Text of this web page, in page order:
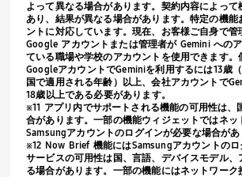
よって異なる場合があります。契約内容によって
あり、結果が異なる場合があります。特定の機能
ントに対応しています。現在、お客様ご自身で管
Google アカウントまたは管理者がGeminiへの
ている職場や学校のアカウントを使用できます。
GoogleアカウントでGeminiを利用するには13歳
国で適用される年齢）以上、会社アカウントで
18歳以上である必要があります。
※11 アプリ内でサポートされる機能の可用性は、
合があります。一部の機能ウィジェットではネッ
Samsungアカウントのログインが必要な場合があ
※12 Now Brief 機能にはSamsungアカウントのロ
サービスの可用性は国、言語、デバイスモデル、
る場合があります。一部の機能にはネットワーク